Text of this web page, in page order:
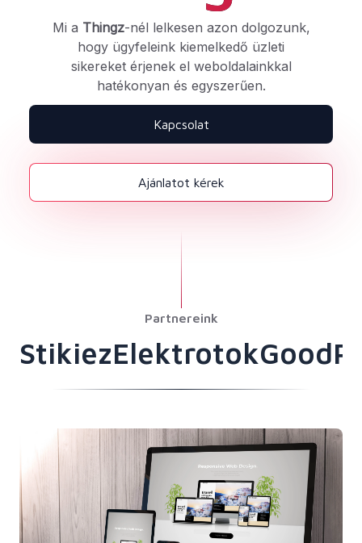
Mi a Thingz-nél lelkesen azon dolgozunk,
hogy ügyfeleink kiemelkedő üzleti
sikereket érjenek el weboldalainkkal
hatékonyan és egyszerűen.
Kapcsolat
Ajánlatot kérek
Partnereink
StikiezElektrotok